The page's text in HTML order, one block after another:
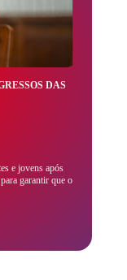
DAS
e jovens após
garantir que o